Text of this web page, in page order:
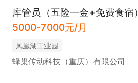
库管员（五险一金+免费食宿）
5000-7000元/月
凤凰湖工业园
蜂巢传动科技（重庆）有限公司